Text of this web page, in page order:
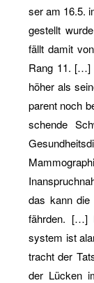
ser am 16.5.
ge­stellt
fällt damit
Rang 11. […]
höher als
pa­rent noch
schen­de
das kann die
fähr­den. […]
sys­tem ist
tracht der
der Lü­cken